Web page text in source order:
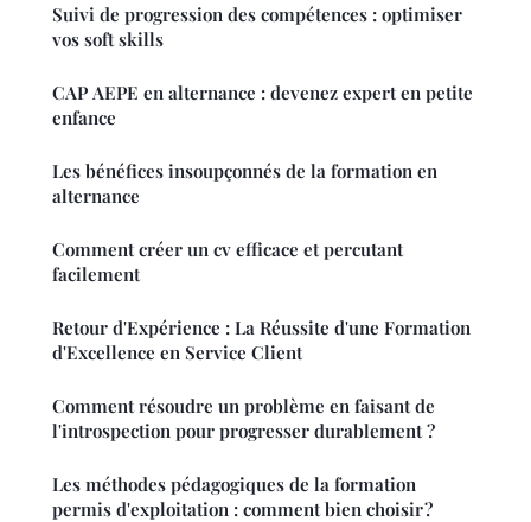
Suivi de progression des compétences : optimiser
vos soft skills
CAP AEPE en alternance : devenez expert en petite
enfance
Les bénéfices insoupçonnés de la formation en
alternance
Comment créer un cv efficace et percutant
facilement
Retour d'Expérience : La Réussite d'une Formation
d'Excellence en Service Client
Comment résoudre un problème en faisant de
l'introspection pour progresser durablement ?
Les méthodes pédagogiques de la formation
permis d'exploitation : comment bien choisir ?